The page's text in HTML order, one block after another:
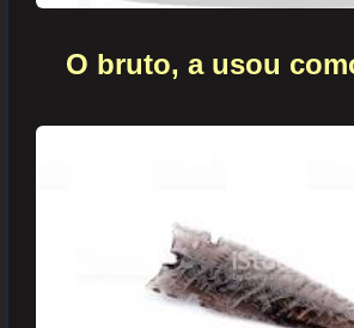
O bruto, a usou